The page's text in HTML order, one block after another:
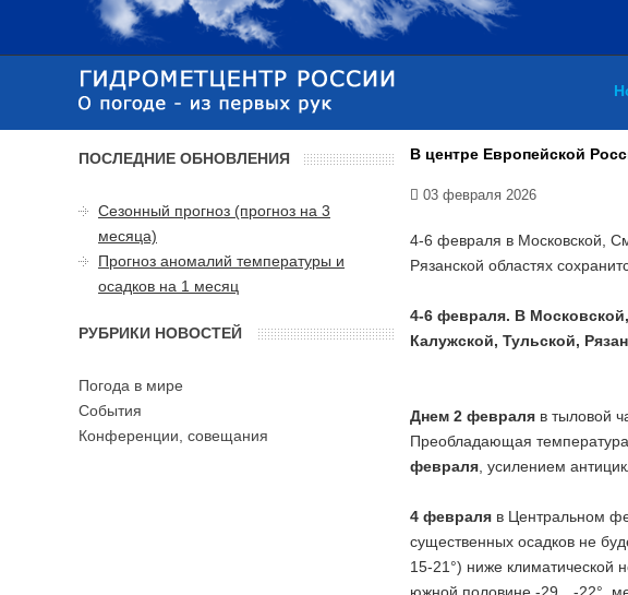
В центре Европейской
03 февраля 2026
4-6 февраля в Московской,
Рязанской областях
4-6 февраля. В
Калужской, Тульской,
Днем 2 февраляв тыловой
Преобладающая температура
февраля, усилением
4 февраляв Центральном
существенных осадков не
15-21°) ниже
ПОСЛЕДНИЕ ОБНОВЛЕНИЯ
Сезонный прогноз (прогноз на 3
месяца)
Прогноз аномалий температуры и
осадков на 1 месяц
РУБРИКИ НОВОСТЕЙ
Погода в мире
События
Конференции, совещания